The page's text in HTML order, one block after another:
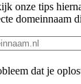
onze tips
domeinnaam
dat je